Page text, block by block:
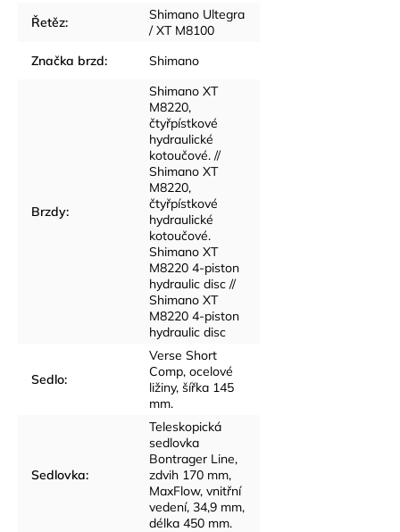
Řetěz:
Shimano Ultegra
/ XT M8100
Značka brzd: Shimano
Brzdy:
Shimano XT
M8220,
čtyřpístkové
hydraulické
kotoučové. //
Shimano XT
M8220,
čtyřpístkové
hydraulické
kotoučové.
Shimano XT
M8220 4-piston
hydraulic disc //
Shimano XT
M8220 4-piston
hydraulic disc
Sedlo:
Verse Short
Comp, ocelové
ližiny, šířka 145
mm.
Sedlovka:
Teleskopická
sedlovka
Bontrager Line,
zdvih 170 mm,
MaxFlow, vnitřní
vedení, 34,9 mm,
délka 450 mm.